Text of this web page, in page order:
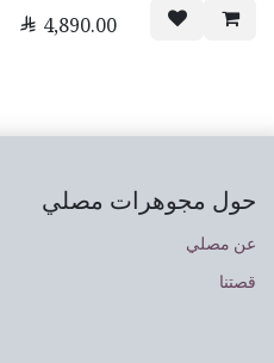
 4,890.00
حول مجوهرات مصلي
عن مصلي
قصتنا